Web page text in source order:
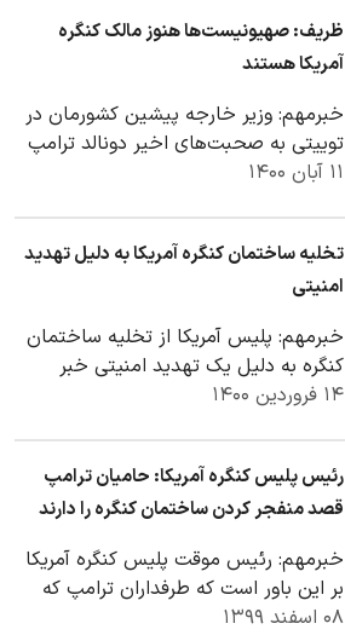
ظریف: صهیونیست‌ها هنوز مالک کنگره
آمریکا هستند
خبرمهم: وزیر خارجه پیشین کشورمان در
توییتی به صحبت‌های اخیر دونالد ترامپ
واکنش نشان داد.
۱۱ آبان ۱۴۰۰
تخلیه ساختمان کنگره آمریکا به دلیل تهدید
امنیتی
خبرمهم: پلیس آمریکا از تخلیه ساختمان
کنگره به دلیل یک تهدید امنیتی خبر
می‌دهد.
۱۴ فروردین ۱۴۰۰
رئیس پلیس کنگره آمریکا: حامیان ترامپ
قصد منفجر کردن ساختمان کنگره را دارند
خبرمهم: رئیس موقت پلیس کنگره آمریکا
بر این باور است که طرفداران ترامپ که
ماه گذشته حمله مرگباری به ساختمان
۰۸ اسفند ۱۳۹۹